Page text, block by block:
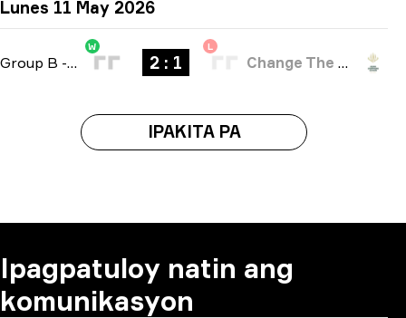
Lunes 11 May 2026
Group B - bo3
W
2 : 1
L
Change The Game
IPAKITA PA
Ipagpatuloy natin ang
komunikasyon